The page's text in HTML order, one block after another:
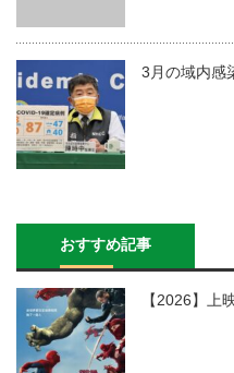
3月の域内感
おすすめ記事
【2026】上